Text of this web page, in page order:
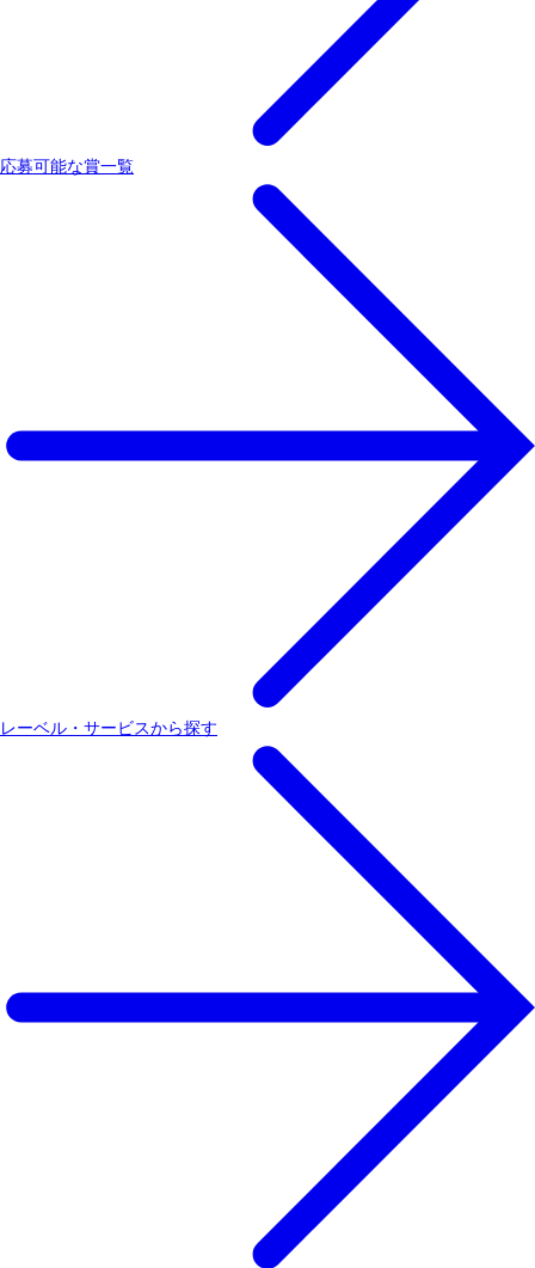
応募可能な賞一覧
レーベル・サービスから探す